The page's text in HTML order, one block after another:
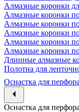
Алмазные коронки
Алмазные коронки
Алмазные коронки
Алмазные коронки
Алмазные коронки
Алмазные коронки
Длинные алмазные
Полотна для
Оснастка для
Оснастка для